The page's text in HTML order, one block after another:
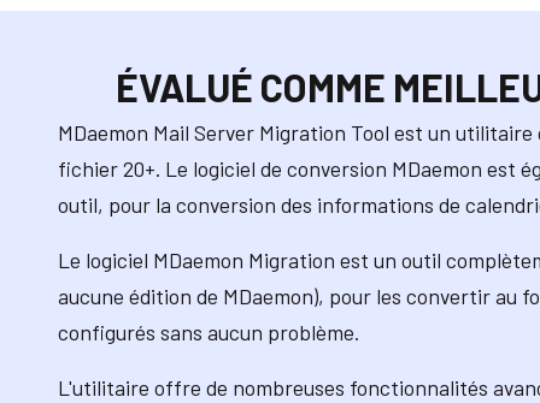
ÉVALUÉ COMME
MDaemon Mail Server Migration Tool est un
fichier 20+. Le logiciel de conversion MDaemon est
outil, pour la conversion des informations de
Le logiciel MDaemon Migration est un outil
aucune édition de MDaemon), pour les convertir au
configurés sans aucun problème.
L'utilitaire offre de nombreuses fonctionnalités